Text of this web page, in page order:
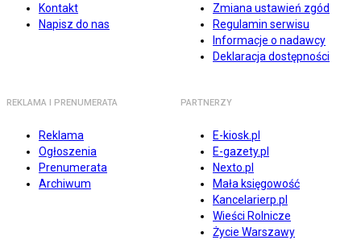
Kontakt
Napisz do nas
Zmiana ustawień zgód
Regulamin serwisu
Informacje o nadawcy
Deklaracja dostępności
REKLAMA I PRENUMERATA
Reklama
Ogłoszenia
Prenumerata
Archiwum
PARTNERZY
E-kiosk.pl
E-gazety.pl
Nexto.pl
Mała księgowość
Kancelarierp.pl
Wieści Rolnicze
Życie Warszawy